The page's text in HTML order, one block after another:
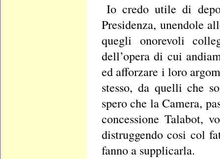
Io credo utile di
Presidenza, unendole
quegli onorevoli
dell’opera di cui
ed afforzare i loro
stesso, da quelli che
spero che la Camera,
concessione Talabot,
distruggendo cosi col
fanno a supplicarla.